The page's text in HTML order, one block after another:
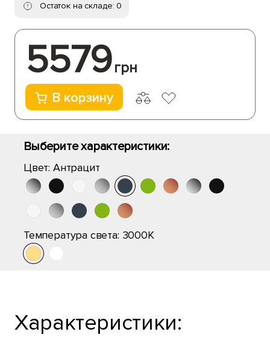
Остаток на складе: 0
5579грн
В корзину
Выберите характеристики:
Цвет: Антрацит
Температура света: 3000K
Характеристики: